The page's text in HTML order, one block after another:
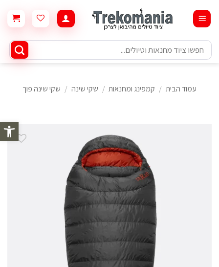
פתח
content
חיפוש
עבור:
עמוד הבית / קמפינג ומחנאות / שקי שינה / שקי שינה פוך